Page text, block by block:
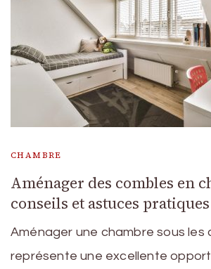
CHAMBRE
Aménager des combles en
conseils et astuces pratiques
Aménager une chambre sous les
représente une excellente